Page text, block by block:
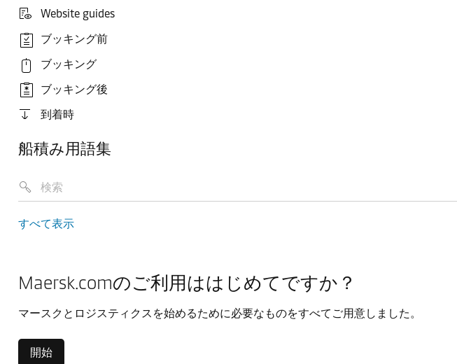
Website guides
ブッキング前
ブッキング
ブッキング後
到着時
船積み用語集
すべて表示
Maersk.comのご利用ははじめてですか？
マースクとロジスティクスを始めるために必要なものをすべてご用意しました。
開始